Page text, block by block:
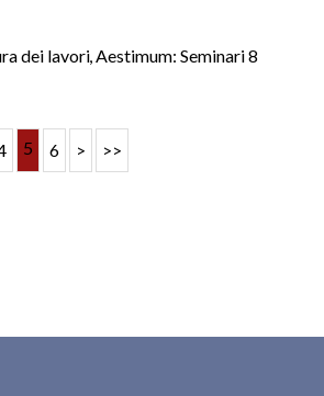
dei lavori,Aestimum: Seminari 8
5 6 > >>